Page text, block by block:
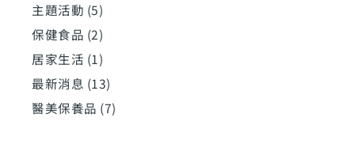
主題活動 (5)
保健食品 (2)
居家生活 (1)
最新消息 (13)
醫美保養品 (7)